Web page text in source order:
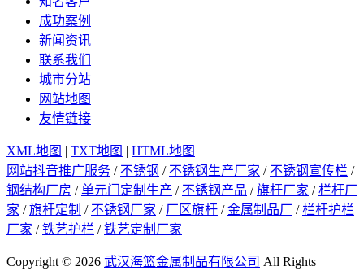
成功案例
新闻资讯
联系我们
城市分站
网站地图
友情链接
XML地图 | TXT地图 | HTML地图
网站抖音推广服务 / 不锈钢 / 不锈钢生产厂家 / 不锈钢宣传栏 /
钢结构厂房 /单元门定制生产 / 不锈钢产品 /旗杆厂家 /栏杆厂
家 /旗杆定制 / 不锈钢厂家 / 厂区旗杆 /金属制品厂 /栏杆护栏
厂家 /铁艺护栏 /铁艺定制厂家
Copyright © 2026 武汉海篮金属制品有限公司 All Rights